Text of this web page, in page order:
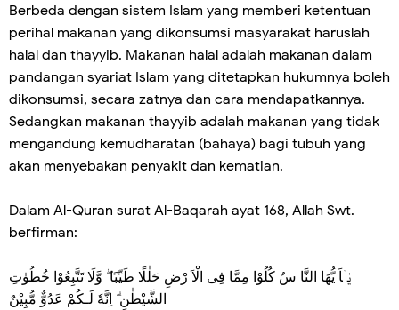
Berbeda dengan sistem Islam yang memberi ketentuan
perihal makanan yang dikonsumsi masyarakat haruslah
halal dan thayyib. Makanan halal adalah makanan dalam
pandangan syariat Islam yang ditetapkan hukumnya boleh
dikonsumsi, secara zatnya dan cara mendapatkannya.
Sedangkan makanan thayyib adalah makanan yang tidak
mengandung kemudharatan (bahaya) bagi tubuh yang
akan menyebakan penyakit dan kematian.
Dalam Al-Quran surat Al-Baqarah ayat 168, Allah Swt.
berfirman:
يٰۤاَ يُّهَا النَّا سُ كُلُوْا مِمَّا فِى الْاَ رْضِ حَلٰلًا طَيِّبًا ۖ وَّلَا تَتَّبِعُوْا خُطُوٰتِ
الشَّيْطٰنِ ۗ اِنَّهٗ لَـكُمْ عَدُوٌّ مُّبِيْنٌ